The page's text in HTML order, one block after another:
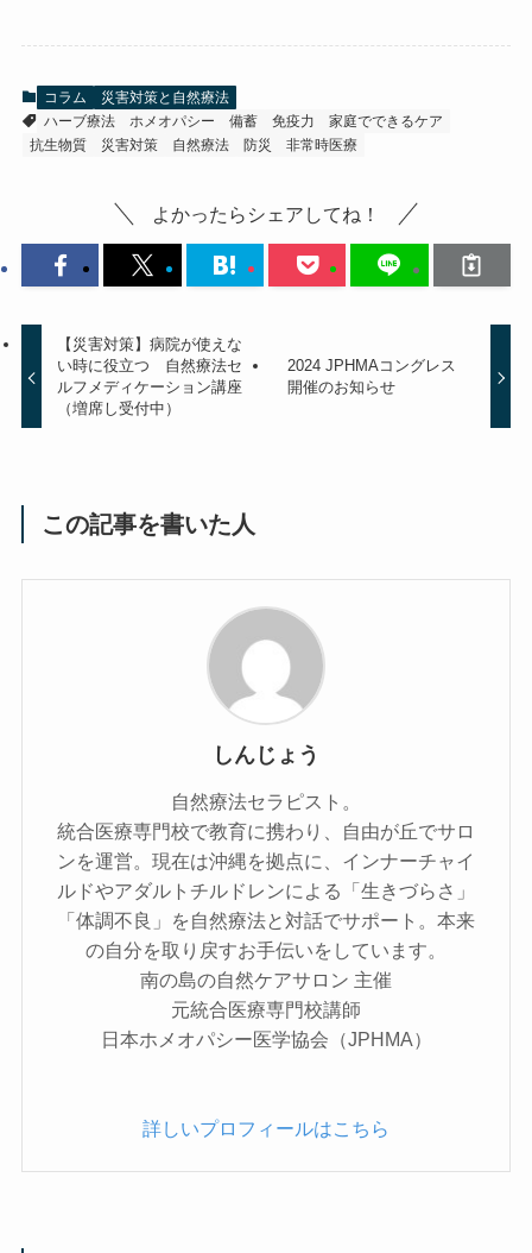
コラム
災害対策と自然療法
ハーブ療法
ホメオパシー 備蓄 免疫力
家庭でできるケア
抗生物質
災害対策 自然療法 防災 非常時医療
よかったらシェアしてね！
【災害対策】病院が使えな
い時に役立つ 自然療法セ
ルフメディケーション講座
（増席し受付中）
2024 JPHMAコングレス
開催のお知らせ
この記事を書いた人
しんじょう
自然療法セラピスト。
統合医療専門校で教育に携わり、自由が丘でサロ
ンを運営。現在は沖縄を拠点に、インナーチャイ
ルドやアダルトチルドレンによる「生きづらさ」
「体調不良」を自然療法と対話でサポート。本来
の自分を取り戻すお手伝いをしています。
南の島の自然ケアサロン 主催
元統合医療専門校講師
日本ホメオパシー医学協会（JPHMA）
詳しいプロフィールはこちら